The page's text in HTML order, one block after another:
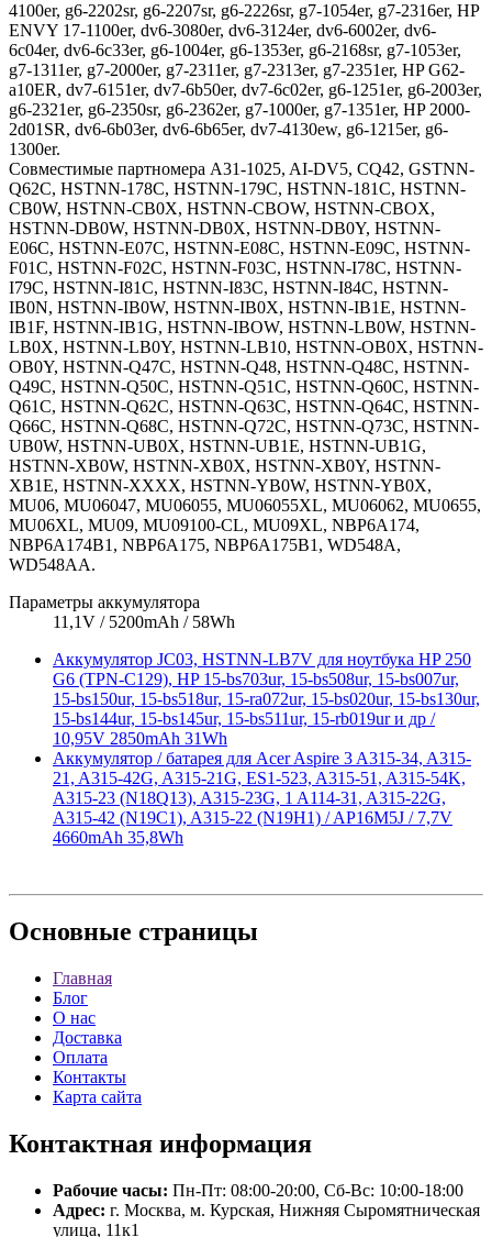
4100er, g6-2202sr, g6-2207sr, g6-2226sr, g7-1054er, g7-2316er, HP
ENVY 17-1100er, dv6-3080er, dv6-3124er, dv6-6002er, dv6-
6c04er, dv6-6c33er, g6-1004er, g6-1353er, g6-2168sr, g7-1053er,
g7-1311er, g7-2000er, g7-2311er, g7-2313er, g7-2351er, HP G62-
a10ER, dv7-6151er, dv7-6b50er, dv7-6c02er, g6-1251er, g6-2003er,
g6-2321er, g6-2350sr, g6-2362er, g7-1000er, g7-1351er, HP 2000-
2d01SR, dv6-6b03er, dv6-6b65er, dv7-4130ew, g6-1215er, g6-
1300er.
Совместимые партномера A31-1025, AI-DV5, CQ42, GSTNN-
Q62C, HSTNN-178C, HSTNN-179C, HSTNN-181C, HSTNN-
CB0W, HSTNN-CB0X, HSTNN-CBOW, HSTNN-CBOX,
HSTNN-DB0W, HSTNN-DB0X, HSTNN-DB0Y, HSTNN-
E06C, HSTNN-E07C, HSTNN-E08C, HSTNN-E09C, HSTNN-
F01C, HSTNN-F02C, HSTNN-F03C, HSTNN-I78C, HSTNN-
I79C, HSTNN-I81C, HSTNN-I83C, HSTNN-I84C, HSTNN-
IB0N, HSTNN-IB0W, HSTNN-IB0X, HSTNN-IB1E, HSTNN-
IB1F, HSTNN-IB1G, HSTNN-IBOW, HSTNN-LB0W, HSTNN-
LB0X, HSTNN-LB0Y, HSTNN-LB10, HSTNN-OB0X, HSTNN-
OB0Y, HSTNN-Q47C, HSTNN-Q48, HSTNN-Q48C, HSTNN-
Q49C, HSTNN-Q50C, HSTNN-Q51C, HSTNN-Q60C, HSTNN-
Q61C, HSTNN-Q62C, HSTNN-Q63C, HSTNN-Q64C, HSTNN-
Q66C, HSTNN-Q68C, HSTNN-Q72C, HSTNN-Q73C, HSTNN-
UB0W, HSTNN-UB0X, HSTNN-UB1E, HSTNN-UB1G,
HSTNN-XB0W, HSTNN-XB0X, HSTNN-XB0Y, HSTNN-
XB1E, HSTNN-XXXX, HSTNN-YB0W, HSTNN-YB0X,
MU06, MU06047, MU06055, MU06055XL, MU06062, MU0655,
MU06XL, MU09, MU09100-CL, MU09XL, NBP6A174,
NBP6A174B1, NBP6A175, NBP6A175B1, WD548A,
WD548AA.
Параметры аккумулятора
11,1V / 5200mAh / 58Wh
Аккумулятор JC03, HSTNN-LB7V для ноутбука HP 250
G6 (TPN-C129), HP 15-bs703ur, 15-bs508ur, 15-bs007ur,
15-bs150ur, 15-bs518ur, 15-ra072ur, 15-bs020ur, 15-bs130ur,
15-bs144ur, 15-bs145ur, 15-bs511ur, 15-rb019ur и др /
10,95V 2850mAh 31Wh
Аккумулятор / батарея для Acer Aspire 3 A315-34, A315-
21, A315-42G, A315-21G, ES1-523, A315-51, A315-54K,
A315-23 (N18Q13), A315-23G, 1 A114-31, A315-22G,
A315-42 (N19C1), A315-22 (N19H1) / AP16M5J / 7,7V
4660mAh 35,8Wh
Основные страницы
Главная
Блог
О нас
Доставка
Оплата
Контакты
Карта сайта
Контактная информация
Рабочие часы: Пн-Пт: 08:00-20:00, Сб-Вс: 10:00-18:00
Адрес: г. Москва, м. Курская, Нижняя Сыромятническая
улица, 11к1